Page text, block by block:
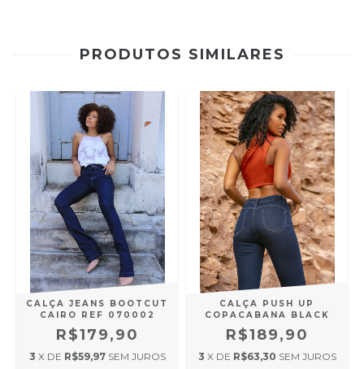
PRODUTOS SIMILARES
CALÇA JEANS BOOTCUT
CAIRO REF 070002
R$179,90
3 X DE R$59,97 SEM JUROS
CALÇA PUSH UP
COPACABANA BLACK
R$189,90
3 X DE R$63,30 SEM JUROS